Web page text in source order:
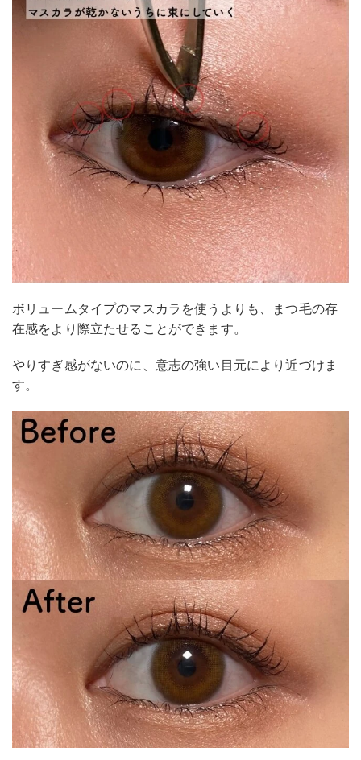
ボリュームタイプのマスカラを使うよりも、まつ毛の存
在感をより際立たせることができます。
やりすぎ感がないのに、意志の強い目元により近づけま
す。